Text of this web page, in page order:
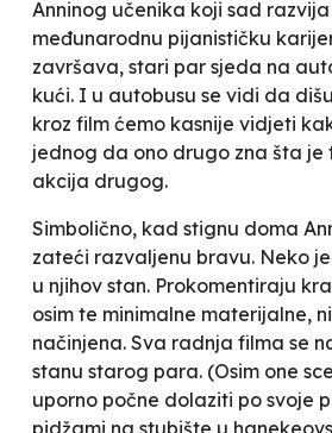
Anninog učenika koji sad razvija
međunarodnu pijanističku
završava, stari par sjeda na
kući. I u autobusu se vidi da
kroz film ćemo kasnije vidjeti
jednog da ono drugo zna šta je
akcija drugog.
Simbolično, kad stignu doma
zateći razvaljenu bravu. Neko
u njihov stan. Prokomentiraju
osim te minimalne materijalne,
načinjena. Sva radnja filma se
stanu starog para. (Osim one
uporno počne dolaziti po svoje